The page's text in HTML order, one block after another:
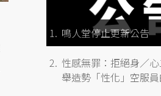
鳴人堂停止更新公告
性感無罪：拒絕身／
舉造勢「性化」空服